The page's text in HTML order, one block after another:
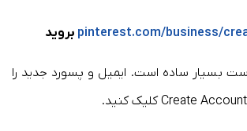
pinterest.com/business/ بروید
بسیار ساده است. ایمیل و پسورد جدید را